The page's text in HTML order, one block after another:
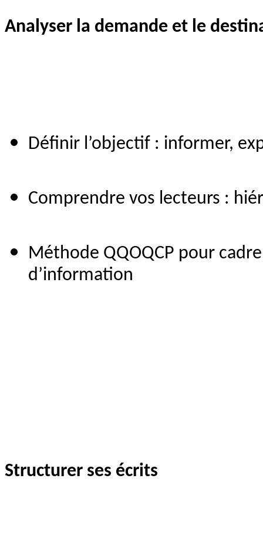
Analyser la demande et le
Définir l’objectif : informer,
Comprendre vos lecteurs :
Méthode QQOQCP pour
d’information
Structurer ses écrits